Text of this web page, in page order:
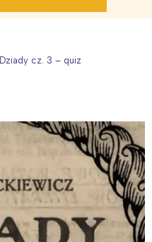
Dziady cz. 3 – quiz